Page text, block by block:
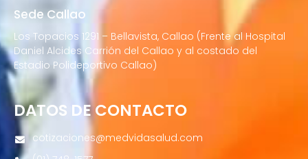
Sede Callao
Los Topacios 1291 – Bellavista, Callao (Frente al Hospital
Daniel Alcides Carrión del Callao y al costado del
Estadio Polideportivo Callao)
DATOS DE CONTACTO
cotizaciones@medvidasalud.com